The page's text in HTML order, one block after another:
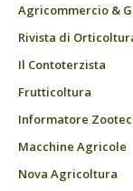
Agricommercio &
Rivista di
Il Contoterzista
Frutticoltura
Informatore
Macchine Agricole
Nova Agricoltura